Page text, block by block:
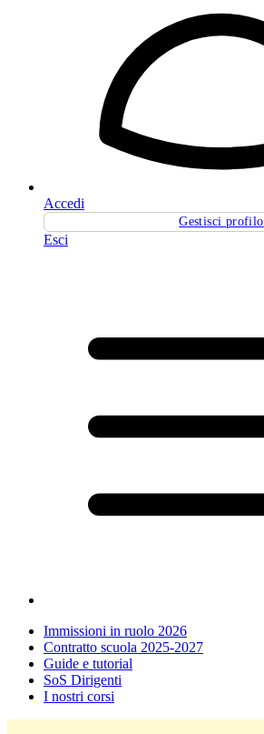
Accedi
Gestisci profilo
Esci
Immissioni in ruolo 2026
Contratto scuola 2025-2027
Guide e tutorial
SoS Dirigenti
I nostri corsi